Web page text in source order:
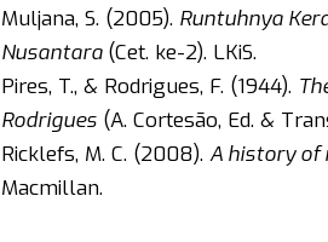
Muljana, S. (2005). Runtuhnya
Nusantara (Cet. ke-2). LKiS.
Pires, T., & Rodrigues, F. (1944).
Rodrigues(A. Cortesão, Ed. &
Ricklefs, M. C. (2008). A history of
Macmillan.